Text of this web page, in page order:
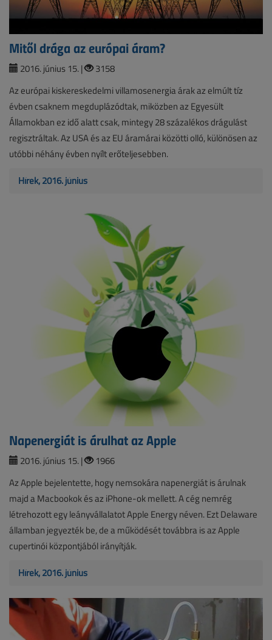
Mitől drága az európai áram?
2016. június 15. |
3158
Az európai kiskereskedelmi villamosenergia árak az elmúlt tíz
évben csaknem megduplázódtak, miközben az Egyesült
Államokban ez idő alatt csak, mintegy 28 százalékos drágulást
regisztráltak. Az USA és az EU áramárai közötti olló, különösen az
utóbbi néhány évben nyílt erőteljesebben.
Hírek, 2016. június
Napenergiát is árulhat az Apple
2016. június 15. |
1966
Az Apple bejelentette, hogy nemsokára napenergiát is árulnak
majd a Macbookok és az iPhone-ok mellett. A cég nemrég
létrehozott egy leányvállalatot Apple Energy néven. Ezt Delaware
államban jegyezték be, de a működését továbbra is az Apple
cupertinói központjából irányítják.
Hírek, 2016. június